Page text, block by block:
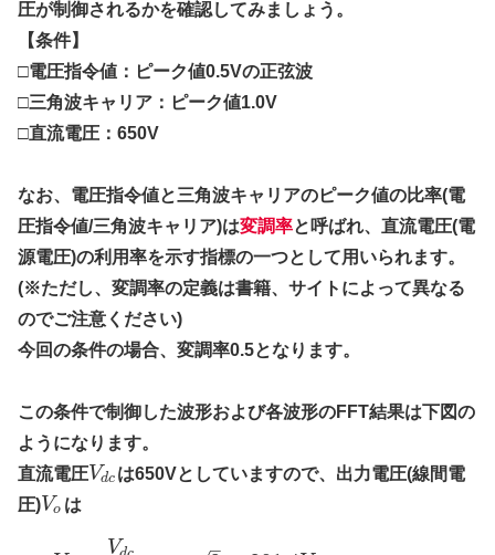
圧が制御されるかを確認してみましょう。
【条件】
□電圧指令値：ピーク値0.5Vの正弦波
□三角波キャリア：ピーク値1.0V
□直流電圧：650V
なお、電圧指令値と三角波キャリアのピーク値の比率(電
圧指令値/三角波キャリア)は変調率と呼ばれ、直流電圧(電
源電圧)の利用率を示す指標の一つとして用いられます。
(※ただし、変調率の定義は書籍、サイトによって異なる
のでご注意ください)
今回の条件の場合、変調率0.5となります。
この条件で制御した波形および各波形のFFT結果は下図の
ようになります。
直流電圧Vdc は650Vとしていますので、出力電圧(線間電
圧)Vo は
V